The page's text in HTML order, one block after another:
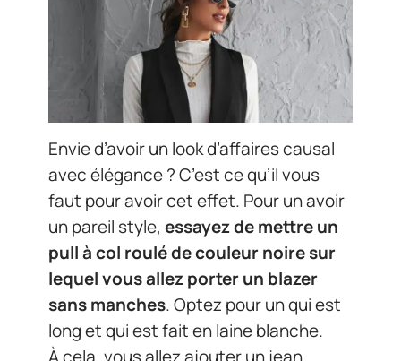
Envie d’avoir un look d’affaires causal
avec élégance ? C’est ce qu’il vous
faut pour avoir cet effet. Pour un avoir
un pareil style, essayez de mettre un
pull à col roulé de couleur noire sur
lequel vous allez porter un blazer
sans manches. Optez pour un qui est
long et qui est fait en laine blanche.
À cela, vous allez ajouter un jean